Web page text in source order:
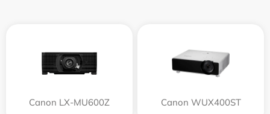
Canon LX-MU600Z Canon WUX400ST